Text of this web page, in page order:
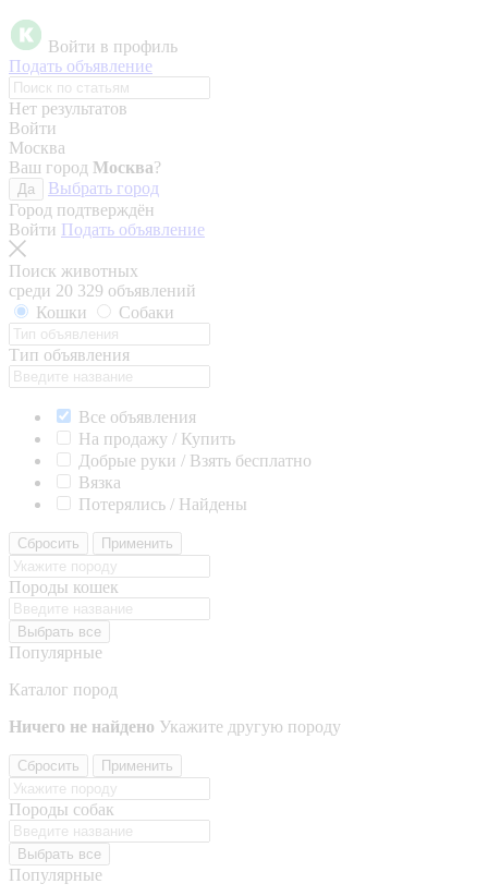
Войти в профиль
Подать объявление
Нет результатов
Войти
Москва
Ваш город Москва?
Да
Выбрать город
Город подтверждён
Войти Подать объявление
Поиск животных
среди 20 329 объявлений
Кошки
Собаки
Тип объявления
Все объявления
На продажу / Купить
Добрые руки / Взять бесплатно
Вязка
Потерялись / Найдены
Сбросить Применить
Породы кошек
Выбрать все
Популярные
Каталог пород
Ничего не найдено Укажите другую породу
Сбросить Применить
Породы собак
Выбрать все
Популярные